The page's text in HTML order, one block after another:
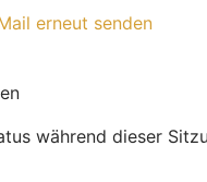
erneut senden
während dieser